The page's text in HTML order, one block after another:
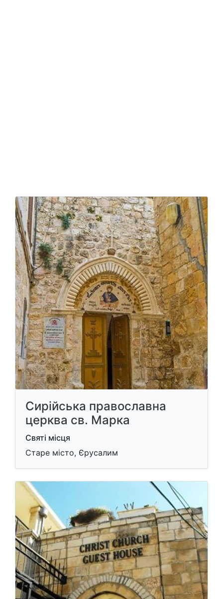
Сирійська православна
церква св. Марка
Святі місця
Старе місто, Єрусалим